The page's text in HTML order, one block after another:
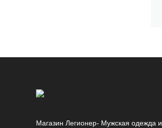
Магазин Легионер- Мужская одежда и